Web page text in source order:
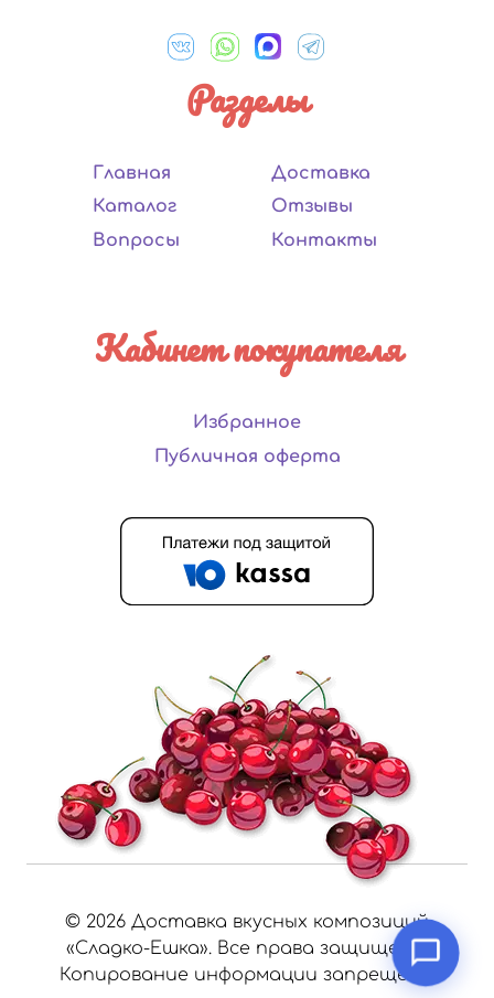
Разделы
Главная
Каталог
Вопросы
Доставка
Отзывы
Контакты
Кабинет покупателя
Избранное
Публичная оферта
© 2026 Доставка вкусных композиций
«Сладко-Ешка». Все права защищены.
Копирование информации запрещено.